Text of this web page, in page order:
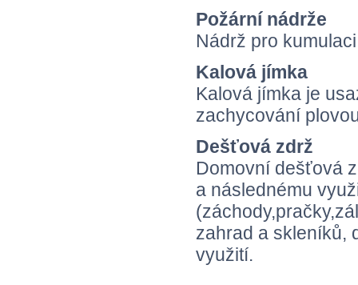
Požární nádrže
Nádrž pro
Kalová jímka
Kalová jímka je
zachycování
Dešťová zdrž
Domovní dešťová
a následnému
zahrad a skleníků,
využití.